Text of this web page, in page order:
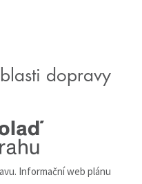
dopravy
Informační web plánu